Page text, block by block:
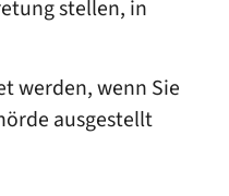
stellen, in
werden, wenn Sie
ausgestellt